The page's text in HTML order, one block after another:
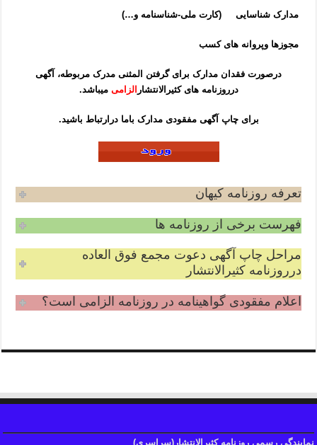
مدارک شناسایی (کارت ملی-شناسنامه و…)
مجوزها وپروانه های کسب
درصورت فقدان مدارک برای گرفتن المثنی مدرک مربوطه، آگهی
درروزنامه های کثیرالانتشار الزامی میباشد.
برای چاپ آگهی مفقودی مدارک باما درارتباط باشید.
تعرفه روزنامه کیهان
فهرست برخی از روزنامه ها
مراحل چاپ آگهی دعوت مجمع فوق العاده
درروزنامه کثیرالانتشار
اعلام مفقودی گواهینامه در روزنامه الزامی است؟
نمایندگی رسمی روزنامه کثیرالانتشار(سراسری)